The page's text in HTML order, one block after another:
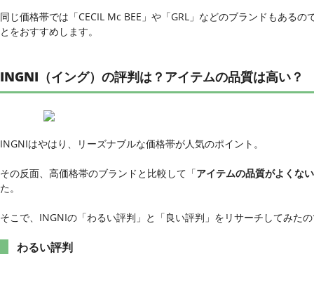
同じ価格帯では「CECIL Mc BEE」や「GRL」などのブランドもある
とをおすすめします。
INGNI（イング）の評判は？アイテムの品質は高い？
INGNIはやはり、リーズナブルな価格帯が人気のポイント。
その反面、高価格帯のブランドと比較して「アイテムの品質がよくな
た。
そこで、INGNIの「わるい評判」と「良い評判」をリサーチしてみた
わるい評判